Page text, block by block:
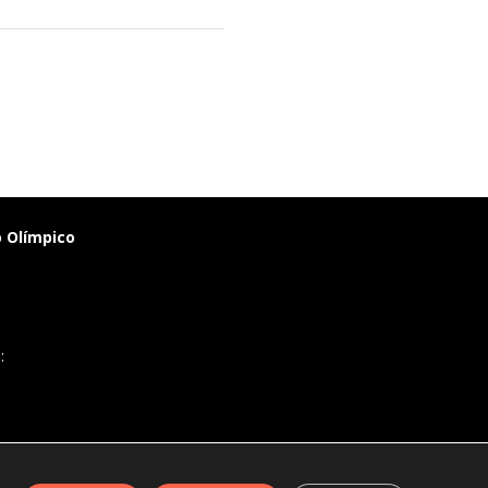
Olímpico